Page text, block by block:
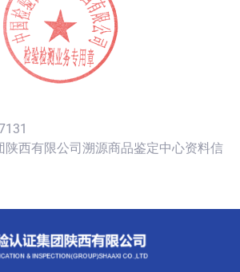
陕西有限公司溯源商品鉴定中心资料信